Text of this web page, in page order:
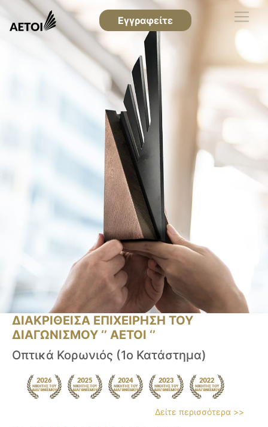
Εγγραφείτε
ΔΙΑΚΡΙΘΕΙΣΑ ΕΠΙΧΕΙΡΗΣΗ ΤΟΥ
ΔΙΑΓΩΝΙΣΜΟΥ ‘’ ΑΕΤΟΙ ‘’
Οπτικά Κορωνιός (1ο Κατάστημα)
Δείτε περισσότερα >>